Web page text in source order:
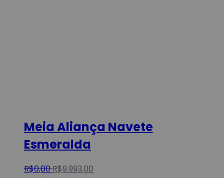
Meia Aliança Navete
Esmeralda
R$0,00 R$9.993,00